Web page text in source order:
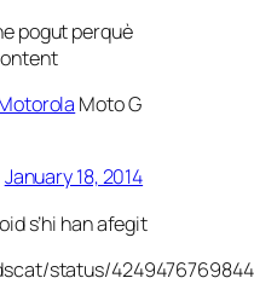
pogut perquè
Moto G
January 18, 2014
s’hi han afegit
status/